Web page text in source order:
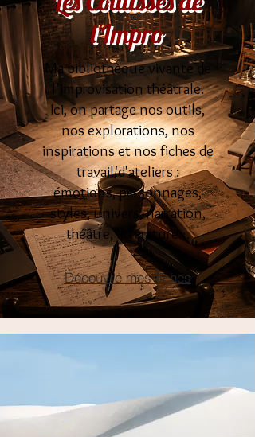
l'Impro
Ma bibliothèque vivante de
l’improvisation théâtrale.
Ici, on partage nos outils,
nos explorations, nos
inspirations et nos fiches de
travail/d'ateliers :
émotions, personnages,
styles, univers, narration,
théâtre, littérature…
Découvre mes fiches